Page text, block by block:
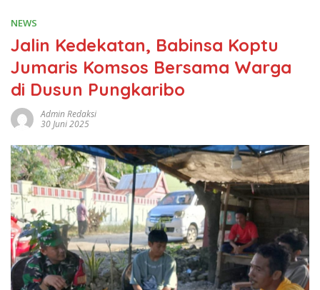
NEWS
Jalin Kedekatan, Babinsa Koptu
Jumaris Komsos Bersama Warga
di Dusun Pungkaribo
Admin Redaksi
30 Juni 2025